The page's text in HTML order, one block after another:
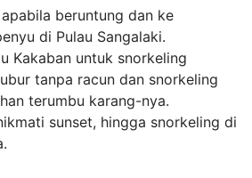
beruntung dan ke
di Pulau Sangalaki.
Kakaban untuk snorkeling
tanpa racun dan snorkeling
terumbu karang-nya.
sunset, hingga snorkeling di